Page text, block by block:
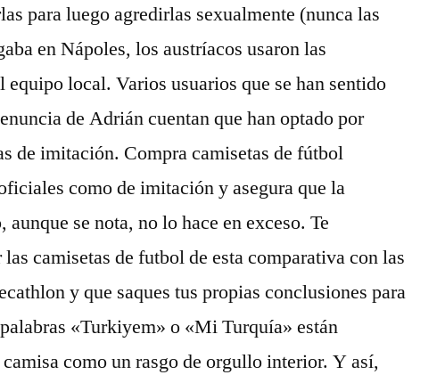
para luego agredirlas sexualmente (nunca las
en Nápoles, los austríacos usaron las
equipo local. Varios usuarios que se han sentido
de Adrián cuentan que han optado por
de imitación. Compra camisetas de fútbol
como de imitación y asegura que la
se nota, no lo hace en exceso. Te
camisetas de futbol de esta comparativa con las
y que saques tus propias conclusiones para
«Turkiyem» o «Mi Turquía» están
como un rasgo de orgullo interior. Y así,